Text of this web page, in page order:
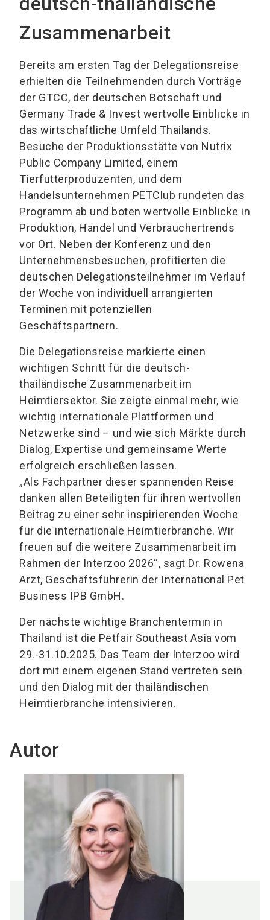
Zusammenarbeit
Bereits am ersten Tag der Delegationsreise
erhielten die Teilnehmenden durch Vorträge
der GTCC, der deutschen Botschaft und
Germany Trade & Invest wertvolle Einblicke in
das wirtschaftliche Umfeld Thailands.
Besuche der Produktionsstätte von Nutrix
Public Company Limited, einem
Tierfutterproduzenten, und dem
Handelsunternehmen PETClub rundeten das
Programm ab und boten wertvolle Einblicke in
Produktion, Handel und Verbrauchertrends
vor Ort. Neben der Konferenz und den
Unternehmensbesuchen, profitierten die
deutschen Delegationsteilnehmer im Verlauf
der Woche von individuell arrangierten
Terminen mit potenziellen
Geschäftspartnern.
Die Delegationsreise markierte einen
wichtigen Schritt für die deutsch-
thailändische Zusammenarbeit im
Heimtiersektor. Sie zeigte einmal mehr, wie
wichtig internationale Plattformen und
Netzwerke sind – und wie sich Märkte durch
Dialog, Expertise und gemeinsame Werte
erfolgreich erschließen lassen.
„Als Fachpartner dieser spannenden Reise
danken allen Beteiligten für ihren wertvollen
Beitrag zu einer sehr inspirierenden Woche
für die internationale Heimtierbranche. Wir
freuen auf die weitere Zusammenarbeit im
Rahmen der Interzoo 2026“, sagt Dr. Rowena
Arzt, Geschäftsführerin der International Pet
Business IPB GmbH.
Der nächste wichtige Branchentermin in
Thailand ist die Petfair Southeast Asia vom
29.-31.10.2025. Das Team der Interzoo wird
dort mit einem eigenen Stand vertreten sein
und den Dialog mit der thailändischen
Heimtierbranche intensivieren.
Autor